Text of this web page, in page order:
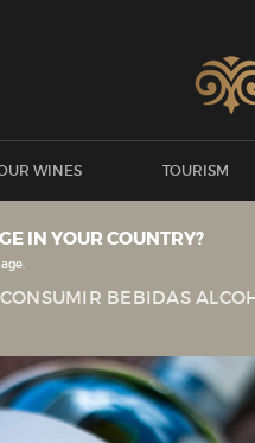
WINES TOURISM
IN YOUR COUNTRY?
BEBIDAS